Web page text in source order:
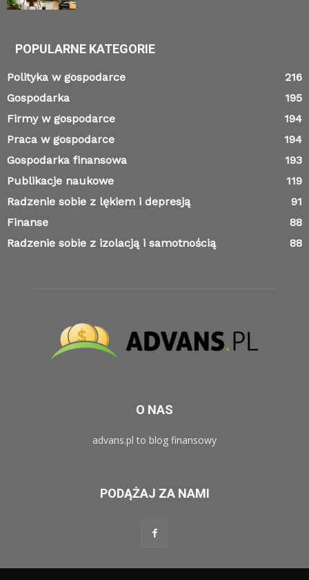
POPULARNE KATEGORIE
Polityka w gospodarce
216
Gospodarka
195
Firmy w gospodarce
194
Praca w gospodarce
194
Gospodarka finansowa
193
Publikacje naukowe
119
Radzenie sobie z lękiem i depresją
91
Finanse
88
Radzenie sobie z izolacją i samotnością
88
O NAS
advans.pl to blog finansowy
PODĄŻAJ ZA NAMI